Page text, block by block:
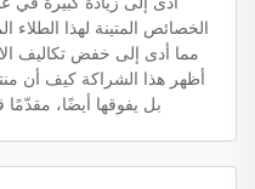
الخصائص المتينة لهذا الطلاء
مما أدى إلى خفض تكاليف
أظهر هذا الشراكة كيف أن
بل يفوقها أيضًا،